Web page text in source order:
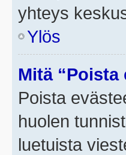
yhteys
Ylös
Mitä “Poista
Poista
huolen
luetuista